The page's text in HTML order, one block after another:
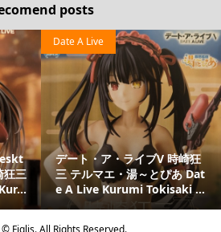
posts
狂三
デート・ア・ライブV 時崎狂
三 テルマエ・湯～とぴあ Dat
e A Live Kurumi Tokisaki ...
Date A Live